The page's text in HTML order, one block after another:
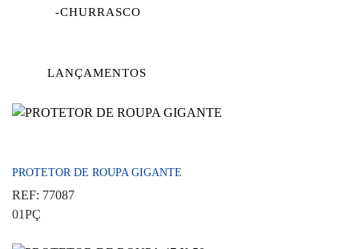
-CHURRASCO
LANÇAMENTOS
PROTETOR DE ROUPA GIGANTE
REF: 77087
01PÇ